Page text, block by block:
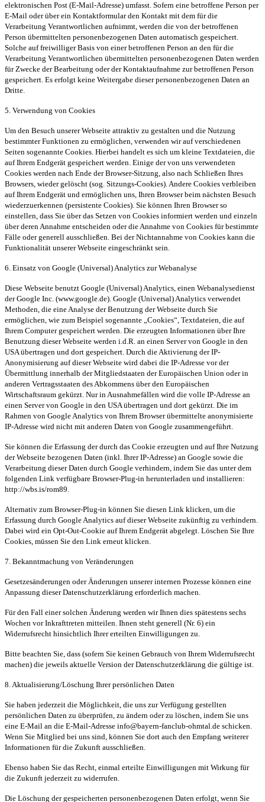
elektronischen Post (E-Mail-Adresse) umfasst. Sofern eine betroffene Person per
E-Mail oder über ein Kontaktformular den Kontakt mit dem für die
Verarbeitung Verantwortlichen aufnimmt, werden die von der betroffenen
Person übermittelten personenbezogenen Daten automatisch gespeichert.
Solche auf freiwilliger Basis von einer betroffenen Person an den für die
Verarbeitung Verantwortlichen übermittelten personenbezogenen Daten werden
für Zwecke der Bearbeitung oder der Kontaktaufnahme zur betroffenen Person
gespeichert. Es erfolgt keine Weitergabe dieser personenbezogenen Daten an
Dritte.
5. Verwendung von Cookies
Um den Besuch unserer Webseite attraktiv zu gestalten und die Nutzung
bestimmter Funktionen zu ermöglichen, verwenden wir auf verschiedenen
Seiten sogenannte Cookies. Hierbei handelt es sich um kleine Textdateien, die
auf Ihrem Endgerät gespeichert werden. Einige der von uns verwendeten
Cookies werden nach Ende der Browser-Sitzung, also nach Schließen Ihres
Browsers, wieder gelöscht (sog. Sitzungs-Cookies). Andere Cookies verbleiben
auf Ihrem Endgerät und ermöglichen uns, Ihren Browser beim nächsten Besuch
wiederzuerkennen (persistente Cookies). Sie können Ihren Browser so
einstellen, dass Sie über das Setzen von Cookies informiert werden und einzeln
über deren Annahme entscheiden oder die Annahme von Cookies für bestimmte
Fälle oder generell ausschließen. Bei der Nichtannahme von Cookies kann die
Funktionalität unserer Webseite eingeschränkt sein.
6. Einsatz von Google (Universal) Analytics zur Webanalyse
Diese Webseite benutzt Google (Universal) Analytics, einen Webanalysedienst
der Google Inc. (www.google.de). Google (Universal) Analytics verwendet
Methoden, die eine Analyse der Benutzung der Webseite durch Sie
ermöglichen, wie zum Beispiel sogenannte „Cookies“, Textdateien, die auf
Ihrem Computer gespeichert werden. Die erzeugten Informationen über Ihre
Benutzung dieser Webseite werden i.d.R. an einen Server von Google in den
USA übertragen und dort gespeichert. Durch die Aktivierung der IP-
Anonymisierung auf dieser Webseite wird dabei die IP-Adresse vor der
Übermittlung innerhalb der Mitgliedstaaten der Europäischen Union oder in
anderen Vertragsstaaten des Abkommens über den Europäischen
Wirtschaftsraum gekürzt. Nur in Ausnahmefällen wird die volle IP-Adresse an
einen Server von Google in den USA übertragen und dort gekürzt. Die im
Rahmen von Google Analytics von Ihrem Browser übermittelte anonymisierte
IP-Adresse wird nicht mit anderen Daten von Google zusammengeführt.
Sie können die Erfassung der durch das Cookie erzeugten und auf Ihre Nutzung
der Webseite bezogenen Daten (inkl. Ihrer IP-Adresse) an Google sowie die
Verarbeitung dieser Daten durch Google verhindern, indem Sie das unter dem
folgenden Link verfügbare Browser-Plug-in herunterladen und installieren:
http://wbs.is/rom89.
Alternativ zum Browser-Plug-in können Sie diesen Link klicken, um die
Erfassung durch Google Analytics auf dieser Webseite zukünftig zu verhindern.
Dabei wird ein Opt-Out-Cookie auf Ihrem Endgerät abgelegt. Löschen Sie Ihre
Cookies, müssen Sie den Link erneut klicken.
7. Bekanntmachung von Veränderungen
Gesetzesänderungen oder Änderungen unserer internen Prozesse können eine
Anpassung dieser Datenschutzerklärung erforderlich machen.
Für den Fall einer solchen Änderung werden wir Ihnen dies spätestens sechs
Wochen vor Inkrafttreten mitteilen. Ihnen steht generell (Nr. 6) ein
Widerrufsrecht hinsichtlich Ihrer erteilten Einwilligungen zu.
Bitte beachten Sie, dass (sofern Sie keinen Gebrauch von Ihrem Widerrufsrecht
machen) die jeweils aktuelle Version der Datenschutzerklärung die gültige ist.
8. Aktualisierung/Löschung Ihrer persönlichen Daten
Sie haben jederzeit die Möglichkeit, die uns zur Verfügung gestellten
persönlichen Daten zu überprüfen, zu ändern oder zu löschen, indem Sie uns
eine E-Mail an die E-Mail-Adresse info@bayern-fanclub-ohmtal.de schicken.
Wenn Sie Mitglied bei uns sind, können Sie dort auch den Empfang weiterer
Informationen für die Zukunft ausschließen.
Ebenso haben Sie das Recht, einmal erteilte Einwilligungen mit Wirkung für
die Zukunft jederzeit zu widerrufen.
Die Löschung der gespeicherten personenbezogenen Daten erfolgt, wenn Sie